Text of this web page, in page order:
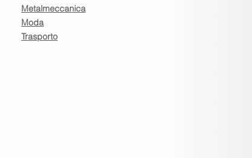
Metalmeccanica
Moda
Trasporto